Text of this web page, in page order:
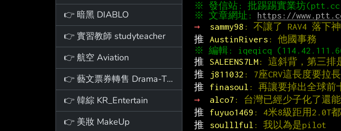
👉 暗黑 DIABLO
👉 實習教師 studyteacher
👉 航空 Aviation
👉 藝文票券轉售 Drama-Ticket
👉 韓綜 KR_Entertain
👉 美妝 MakeUp
※ 文章網址: https://
→
sammy98 : 不讓了 RAV4 落下
推 AustinRivers : 他國事務
推 SALEENS7LM: 這斜背，第三排
推
j811032 : 7座CRV這長度要拉
推
finasoul : 再讓要掉出全球前
→
alco7 : 台灣已經少子化了還
推
fuyuo1469 : 4米8級距用2.0T
推
soulllful : 我以為是pilot